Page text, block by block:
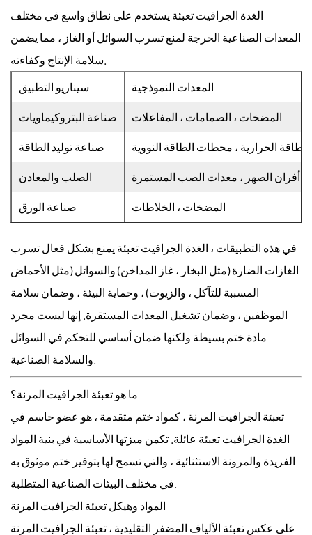
الغدة الجرافيت تعبئة يستخدم على نطاق واسع في مختلف
المعدات الصناعية الحرجة لمنع تسرب السوائل أو الغاز ، مما يضمن
سيناريو التطبيق المعدات النموذجية
صناعة البتروكيماويات المضخات ، الصمامات ، المفاعلات
صناعة توليد الطاقة الحرارية ، محطات الطاقة النووية
الصلب والمعادن أفران الصهر ، معدات الصب المستمرة
صناعة الورق المضخات ، الخلاطات
في هذه التطبيقات ، الغدة الجرافيت تعبئة يمنع بشكل فعال تسرب
الغازات الضارة (مثل البخار ، غاز المداخن) والسوائل (مثل الأحماض
المسببة للتآكل ، والزيوت) ، وحماية البيئة ، وضمان سلامة
الموظفين ، وضمان تشغيل المعدات المستقرة. إنها ليست مجرد
مادة ختم بسيطة ولكنها ضمان أساسي للتحكم في السوائل
ما هو تعبئة الجرافيت المرنة؟
تعبئة الجرافيت المرنة ، كمواد ختم متقدمة ، هو عضو حاسم في
الغدة الجرافيت تعبئة عائلة. تكمن ميزتها الأساسية في بنية المواد
الفريدة والمرونة الاستثنائية ، والتي تسمح لها بتوفير ختم موثوق به
المواد وهيكل تعبئة الجرافيت المرنة
على عكس تعبئة الألياف المضفر التقليدية ، تعبئة الجرافيت المرنة